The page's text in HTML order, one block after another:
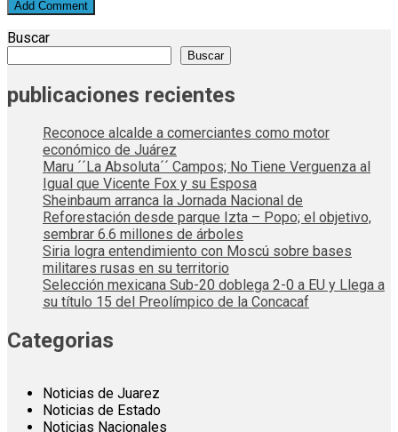
Buscar
Buscar
publicaciones recientes
Reconoce alcalde a comerciantes como motor
económico de Juárez
Maru ´´La Absoluta´´ Campos; No Tiene Verguenza al
Igual que Vicente Fox y su Esposa
Sheinbaum arranca la Jornada Nacional de
Reforestación desde parque Izta – Popo; el objetivo,
sembrar 6.6 millones de árboles
Siria logra entendimiento con Moscú sobre bases
militares rusas en su territorio
Selección mexicana Sub-20 doblega 2-0 a EU y Llega a
su título 15 del Preolímpico de la Concacaf
Categorias
Noticias de Juarez
Noticias de Estado
Noticias Nacionales